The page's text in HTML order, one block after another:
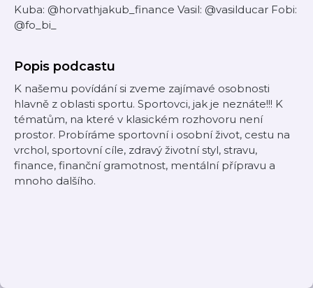
Kuba: @horvathjakub_finance Vasil: @vasilducar Fobi:
@fo_bi_
Popis podcastu
K našemu povídání si zveme zajímavé osobnosti
hlavně z oblasti sportu. Sportovci, jak je neznáte!!! K
tématům, na které v klasickém rozhovoru není
prostor. Probíráme sportovní i osobní život, cestu na
vrchol, sportovní cíle, zdravý životní styl, stravu,
finance, finanční gramotnost, mentální přípravu a
mnoho dalšího.